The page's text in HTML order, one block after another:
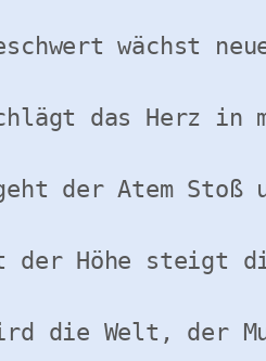
wächst
das Herz in
der Atem Stoß
der Höhe steigt
die Welt, der